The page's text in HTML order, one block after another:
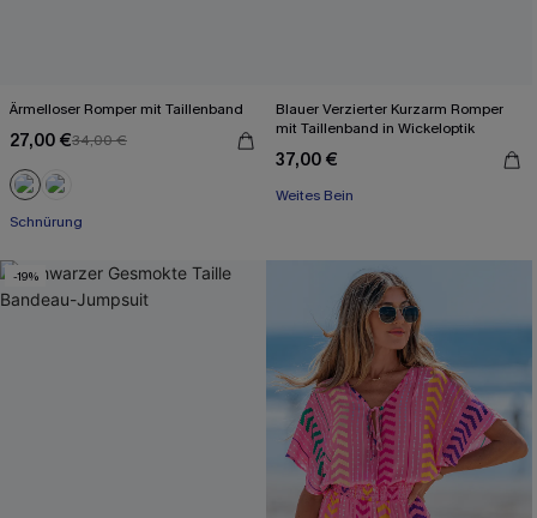
Ärmelloser Romper mit Taillenband
27,00 €34,00 €
Schnürung
Blauer Verzierter Kurzarm Romper
mit Taillenband in Wickeloptik
37,00 €
Weites Bein
-19%